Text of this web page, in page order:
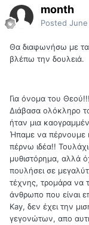
month
Posted June
Θα διαφωνήσω με τα
βλέπω την δουλειά.
Για όνομα του
Διάβασα ολόκληρο
ήταν μια
Ήπαμε να πέρνουμε
πέρνω ιδέα!!
μυθιστόρημα, αλλά
πουλήσει σε
τέχνης, τρομάρα να
άνθρωπο που είναι
Kay, δεν έχει την
γεγονώτων, απο